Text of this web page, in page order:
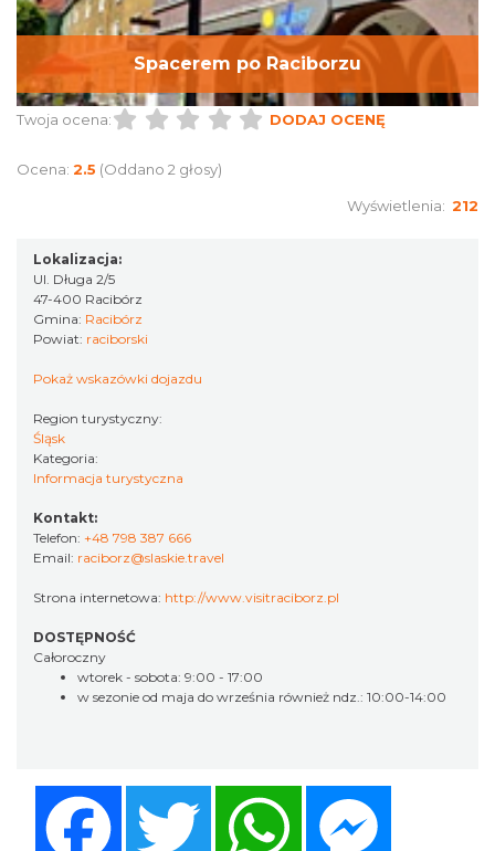
Spacerem po Raciborzu
Twoja ocena: DODAJ OCENĘ
Ocena: 2.5 (Oddano 2 głosy)
Wyświetlenia: 212
Lokalizacja:
Ul. Długa 2/5
47-400 Racibórz
Gmina: Racibórz
Powiat: raciborski
Pokaż wskazówki dojazdu
Region turystyczny:
Śląsk
Kategoria:
Informacja turystyczna
Kontakt:
Telefon: +48 798 387 666
Email: raciborz@slaskie.travel
Strona internetowa: http://www.visitraciborz.pl
DOSTĘPNOŚĆ
Całoroczny
wtorek - sobota: 9:00 - 17:00
w sezonie od maja do września również ndz.: 10:00-14:00
Twitter